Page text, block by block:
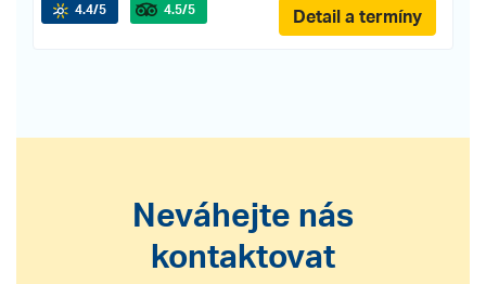
4.4/5 4.5/5 Detail a termíny
Neváhejte nás
kontaktovat